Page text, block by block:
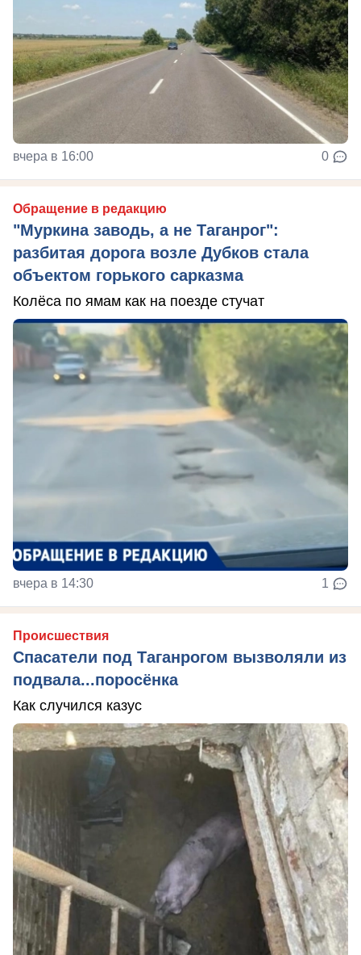
вчера в 16:00 0
Обращение в редакцию
"Муркина заводь, а не Таганрог":
разбитая дорога возле Дубков стала
объектом горького сарказма
Колёса по ямам как на поезде стучат
вчера в 14:30 1
Происшествия
Спасатели под Таганрогом вызволяли из
подвала...поросёнка
Как случился казус